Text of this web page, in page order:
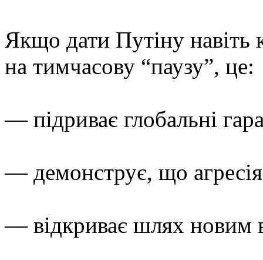
Якщо дати Путіну навіть
на тимчасову “паузу”, це:
— підриває глобальні
— демонструє, що
— відкриває шлях новим